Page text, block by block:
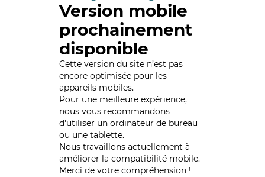
Version mobile
prochainement
disponible
Cette version du site n’est pas
encore optimisée pour les
appareils mobiles.
Pour une meilleure expérience,
nous vous recommandons
d'utiliser un ordinateur de bureau
ou une tablette.
Nous travaillons actuellement à
améliorer la compatibilité mobile.
Merci de votre compréhension !